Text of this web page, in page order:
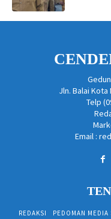
Jln. Balai
Telp
Email :
REDAKSI PEDOMAN MEDIA